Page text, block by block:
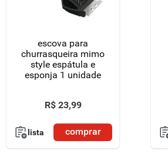
escova para
churrasqueira mimo
style espátula e
esponja 1 unidade
R$ 23,99
lista comprar